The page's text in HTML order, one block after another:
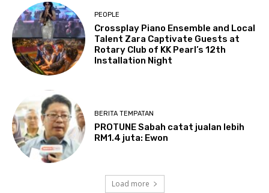
PEOPLE
Crossplay Piano Ensemble and Local
Talent Zara Captivate Guests at
Rotary Club of KK Pearl’s 12th
Installation Night
BERITA TEMPATAN
PROTUNE Sabah catat jualan lebih
RM1.4 juta: Ewon
Load more